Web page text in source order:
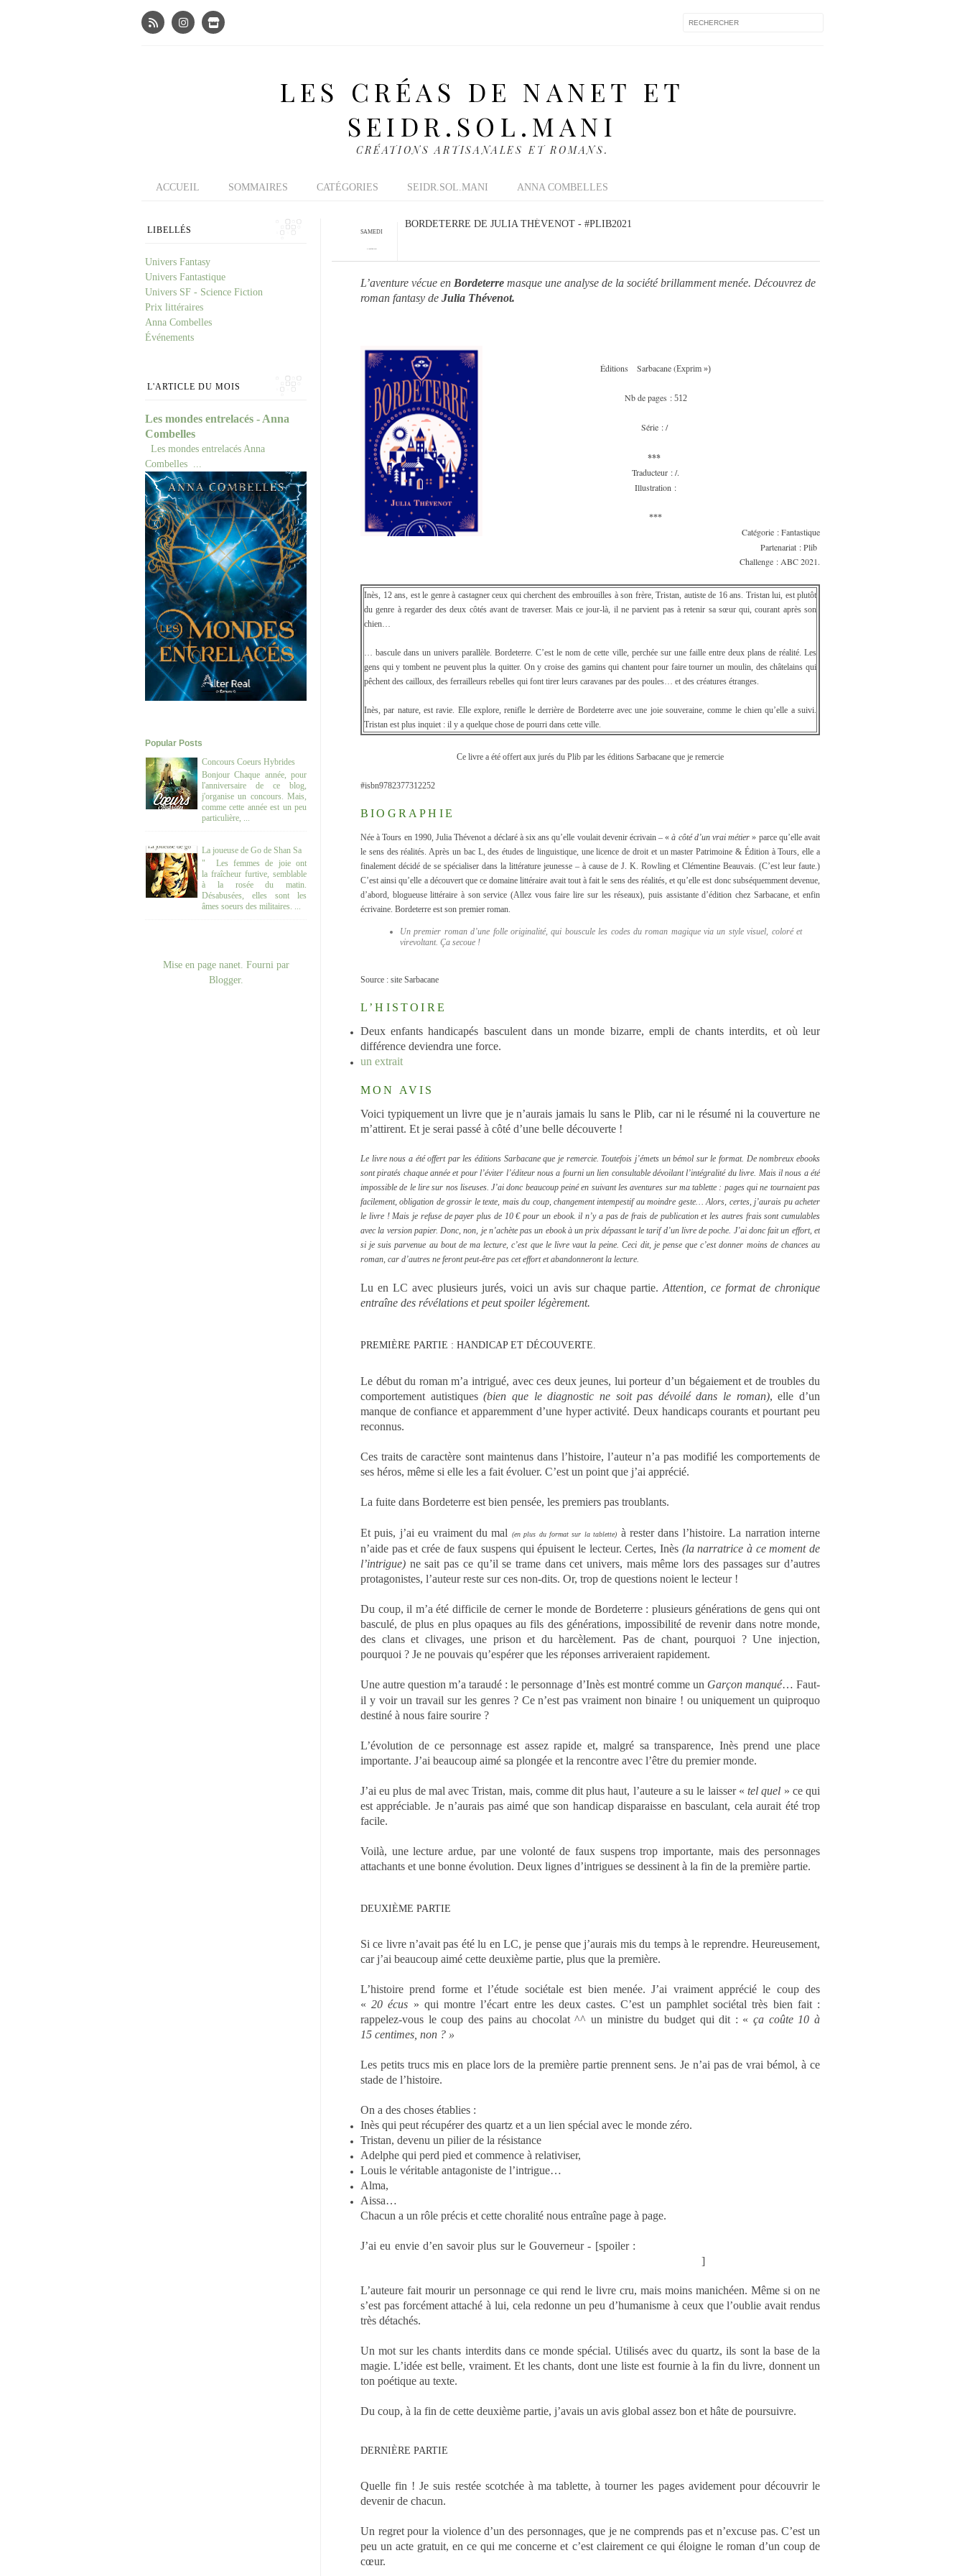
LES CRÉAS DE NANET ET
SEIDR.SOL.MANI
CRÉATIONS ARTISANALES ET ROMANS.
ACCUEIL SOMMAIRES CATÉGORIES SEIDR.SOL.MANI ANNA COMBELLES
SAMEDI
BORDETERRE DE JULIA THÉVENOT - #PLIB2021
L’aventure vécue en Bordeterre masque une analyse de la société brillamment menée. Découvrez de
roman fantasy de Julia Thévenot.
Éditions Sarbacane (Exprim »)
Nb de pages : 512
Série : /
***
Traducteur : /.
Illustration :
***
Catégorie : Fantastique
Partenariat : Plib
Challenge : ABC 2021.
Inès, 12 ans, est le genre à castagner ceux qui cherchent des embrouilles à son frère, Tristan, autiste de 16 ans. Tristan lui, est plutôt
du genre à regarder des deux côtés avant de traverser. Mais ce jour-là, il ne parvient pas à retenir sa sœur qui, courant après son
chien…
… bascule dans un univers parallèle. Bordeterre. C’est le nom de cette ville, perchée sur une faille entre deux plans de réalité. Les
gens qui y tombent ne peuvent plus la quitter. On y croise des gamins qui chantent pour faire tourner un moulin, des châtelains qui
pêchent des cailloux, des ferrailleurs rebelles qui font tirer leurs caravanes par des poules… et des créatures étranges.
Inès, par nature, est ravie. Elle explore, renifle le derrière de Bordeterre avec une joie souveraine, comme le chien qu’elle a suivi.
Tristan est plus inquiet : il y a quelque chose de pourri dans cette ville.
Ce livre a été offert aux jurés du Plib par les éditions Sarbacane que je remercie
#isbn9782377312252
BIOGRAPHIE
Née à Tours en 1990, Julia Thévenot a déclaré à six ans qu’elle voulait devenir écrivain – « à côté d’un vrai métier » parce qu’elle avait
le sens des réalités. Après un bac L, des études de linguistique, une licence de droit et un master Patrimoine & Édition à Tours, elle a
finalement décidé de se spécialiser dans la littérature jeunesse – à cause de J. K. Rowling et Clémentine Beauvais. (C’est leur faute.)
C’est ainsi qu’elle a découvert que ce domaine littéraire avait tout à fait le sens des réalités, et qu’elle est donc subséquemment devenue,
d’abord, blogueuse littéraire à son service (Allez vous faire lire sur les réseaux), puis assistante d’édition chez Sarbacane, et enfin
écrivaine. Bordeterre est son premier roman.
Un premier roman d’une folle originalité, qui bouscule les codes du roman magique via un style visuel, coloré et
virevoltant. Ça secoue !
Source : site Sarbacane
L’HISTOIRE
Deux enfants handicapés basculent dans un monde bizarre, empli de chants interdits, et où leur
différence deviendra une force.
un extrait
MON AVIS
Voici typiquement un livre que je n’aurais jamais lu sans le Plib, car ni le résumé ni la couverture ne
m’attirent. Et je serai passé à côté d’une belle découverte !
Le livre nous a été offert par les éditions Sarbacane que je remercie. Toutefois j’émets un bémol sur le format. De nombreux ebooks
sont piratés chaque année et pour l’éviter l’éditeur nous a fourni un lien consultable dévoilant l’intégralité du livre. Mais il nous a été
impossible de le lire sur nos liseuses. J’ai donc beaucoup peiné en suivant les aventures sur ma tablette : pages qui ne tournaient pas
facilement, obligation de grossir le texte, mais du coup, changement intempestif au moindre geste…Alors, certes, j’aurais pu acheter
le livre ! Mais je refuse de payer plus de 10 € pour un ebook. il n’y a pas de frais de publication et les autres frais sont cumulables
avec la version papier. Donc, non, je n’achète pas un ebook à un prix dépassant le tarif d’un livre de poche. J’ai donc fait un effort, et
si je suis parvenue au bout de ma lecture, c’est que le livre vaut la peine. Ceci dit, je pense que c’est donner moins de chances au
roman, car d’autres ne feront peut-être pas cet effort et abandonneront la lecture.
Lu en LC avec plusieurs jurés, voici un avis sur chaque partie. Attention, ce format de chronique
entraîne des révélations et peut spoiler légèrement.
PREMIÈRE PARTIE : HANDICAP ET DÉCOUVERTE.
Le début du roman m’a intrigué, avec ces deux jeunes, lui porteur d’un bégaiement et de troubles du
comportement autistiques(bien que le diagnostic ne soit pas dévoilé dans le roman), elle d’un
manque de confiance et apparemment d’une hyper activité. Deux handicaps courants et pourtant peu
reconnus.
Ces traits de caractère sont maintenus dans l’histoire, l’auteur n’a pas modifié les comportements de
ses héros, même si elle les a fait évoluer. C’est un point que j’ai apprécié.
La fuite dans Bordeterre est bien pensée, les premiers pas troublants.
Et puis, j’ai eu vraiment du mal (en plus du format sur la tablette) à rester dans l’histoire. La narration interne
n’aide pas et crée de faux suspens qui épuisent le lecteur. Certes, Inès (la narratrice à ce moment de
l’intrigue) ne sait pas ce qu’il se trame dans cet univers, mais même lors des passages sur d’autres
protagonistes, l’auteur reste sur ces non-dits. Or, trop de questions noient le lecteur !
Du coup, il m’a été difficile de cerner le monde de Bordeterre : plusieurs générations de gens qui ont
basculé, de plus en plus opaques au fils des générations, impossibilité de revenir dans notre monde,
des clans et clivages, une prison et du harcèlement. Pas de chant, pourquoi ? Une injection,
pourquoi ? Je ne pouvais qu’espérer que les réponses arriveraient rapidement.
Une autre question m’a taraudé : le personnage d’Inès est montré comme un Garçon manqué… Faut-
il y voir un travail sur les genres ? Ce n’est pas vraiment non binaire ! ou uniquement un quiproquo
destiné à nous faire sourire ?
L’évolution de ce personnage est assez rapide et, malgré sa transparence, Inès prend une place
importante. J’ai beaucoup aimé sa plongée et la rencontre avec l’être du premier monde.
J’ai eu plus de mal avec Tristan, mais, comme dit plus haut, l’auteure a su le laisser «tel quel » ce qui
est appréciable. Je n’aurais pas aimé que son handicap disparaisse en basculant, cela aurait été trop
facile.
Voilà, une lecture ardue, par une volonté de faux suspens trop importante, mais des personnages
attachants et une bonne évolution. Deux lignes d’intrigues se dessinent à la fin de la première partie.
DEUXIÈME PARTIE
Si ce livre n’avait pas été lu en LC, je penseque j’aurais mis du temps à le reprendre. Heureusement,
carj’ai beaucoup aimé cette deuxième partie, plus que la première.
L’histoire prend forme et l’étude sociétale est bien menée. J’ai vraiment apprécié le coup des
«20 écus » qui montre l’écart entre les deux castes. C’est un pamphlet sociétal très bien fait :
rappelez-vous le coup des pains au chocolat ^^ un ministre du budget qui dit : «ça coûte 10 à
15 centimes, non ? »
Les petits trucs mis en place lors de la première partie prennent sens. Je n’ai pas de vrai bémol, à ce
stade de l’histoire.
On a des choses établies :
Inès qui peut récupérer des quartz et a un lien spécial avec le monde zéro.
Tristan, devenu un pilier de la résistance
Adelphe qui perd pied et commence à relativiser,
Louis le véritable antagoniste de l’intrigue…
Alma,
Aissa…
Chacun a un rôle précis et cette choralité nous entraîne page à page.
J’ai eu envie d’en savoir plus sur le Gouverneur - [spoiler :
]
L’auteure fait mourir un personnage ce qui rend le livre cru, mais moins manichéen. Même si on ne
s’est pas forcément attaché à lui, cela redonne un peu d’humanisme à ceux que l’oublie avait rendus
très détachés.
Un mot sur les chants interdits dans ce monde spécial. Utilisés avec du quartz,ils sont la base de la
magie. L’idée est belle, vraiment. Et les chants, dont une liste est fournie à la fin du livre, donnent un
ton poétique au texte.
Du coup, à la fin de cette deuxième partie, j’avais un avis global assez bon et hâte de poursuivre.
DERNIÈRE PARTIE
Quelle fin ! Je suis restée scotchée à ma tablette, à tourner les pages avidement pour découvrir le
devenir de chacun.
Un regret pour la violence d’un des personnages, que je ne comprends pas et n’excuse pas. C’est un
peu un acte gratuit, en ce qui me concerne et c’est clairement ce qui éloigne le roman d’un coup de
cœur.
LIBELLÉS
Univers Fantasy
Univers Fantastique
Univers SF - Science Fiction
Prix littéraires
Anna Combelles
Événements
L'ARTICLE DU MOIS
Les mondes entrelacés - Anna
Combelles
Les mondes entrelacés Anna
Combelles ...
Popular Posts
Concours Coeurs Hybrides
Bonjour Chaque année, pour
l'anniversaire de ce blog,
j'organise un concours. Mais,
comme cette année est un peu
particulière, ...
La joueuse de Go de Shan Sa
" Les femmes de joie ont
la fraîcheur furtive, semblable
à la rosée du matin.
Désabusées, elles sont les
âmes soeurs des militaires. ...
Mise en page nanet. Fourni par
Blogger.